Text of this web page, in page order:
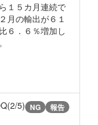
１５カ月連続で
月の輸出が６１
６．６％増加し
5) NG 報告